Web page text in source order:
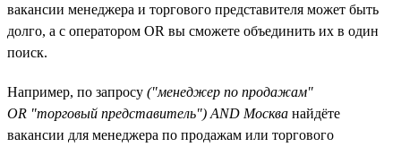
вакансии менеджера и торгового представителя может быть
долго, а с оператором OR вы сможете объединить их в один
поиск.
Например, по запросу ("менеджер по продажам"
OR "торговый представитель") AND Москва найдёте
вакансии для менеджера по продажам или торгового